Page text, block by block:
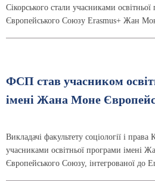
Сікорського стали учасниками
Європейського Союзу Erasmus+ Жан
ФСП став учасником
імені Жана Моне
Викладачі факультету соціології і права
учасниками освітньої програми імені
Європейського Союзу, інтегрованої до